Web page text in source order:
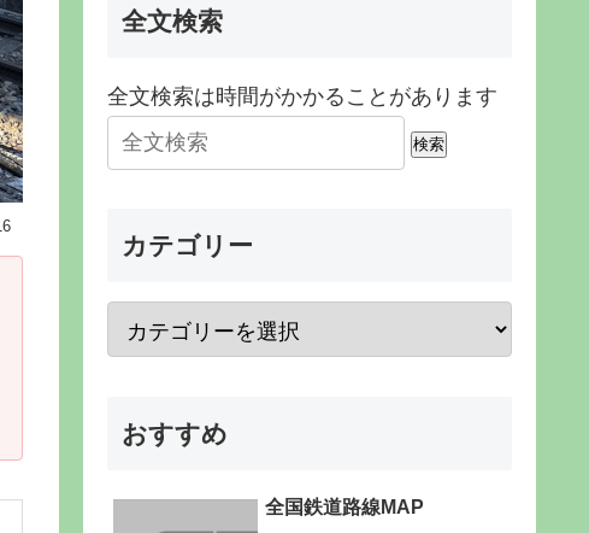
全文検索
全文検索は時間がかかることがあります
検索
カテゴリー
おすすめ
全国鉄道路線MAP